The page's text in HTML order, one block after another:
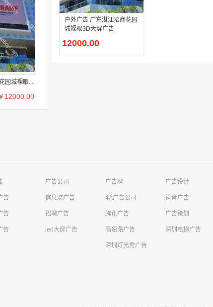
园城裸眼...
12000.00
户外广告 广东湛江招商花园
城裸眼3D大屏广告
12000.00
广告公司 广告牌 广告设计
告 信息流广告 4A广告公司 抖音广告
告 招聘广告 腾讯广告 广告策划
告 led大屏广告 高速路广告 深圳电梯广告
深圳灯光秀广告
公司需求 影视娱乐广告
华达健康体检中心需求高铁站广告
求